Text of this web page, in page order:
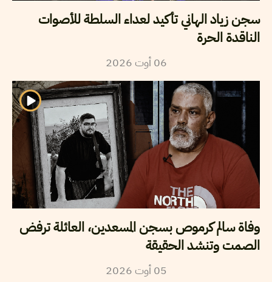
سجن زياد الهاني تأكيد لعداء السلطة للأصوات
الناقدة الحرة
06 أوت2026
وفاة سالم كرموص بسجن المسعدين، العائلة ترفض
الصمت وتنشد الحقيقة
05 أوت2026